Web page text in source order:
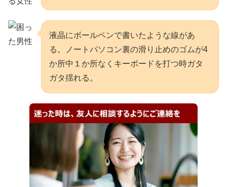
液晶にボールペンで書いたような線があ
る。ノートパソコン裏の滑り止めのゴムが4
か所中１か所なくキーボードを打つ時ガタ
ガタ揺れる。